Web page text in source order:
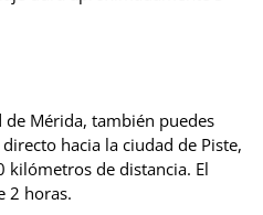
de Mérida, también puedes
hacia la ciudad de Piste,
kilómetros de distancia. El
2 horas.